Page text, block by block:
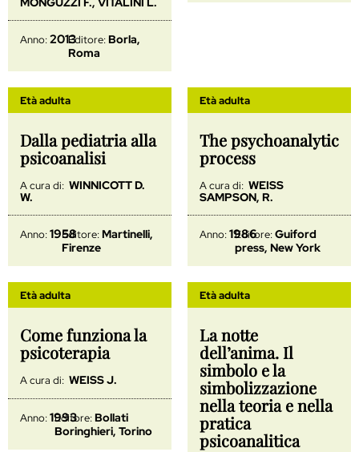
Anno:2013Editore:Borla,
Roma
Età adulta
Dalla pediatria alla
psicoanalisi
A cura di: WINNICOTT D.
W.
Anno:1958Editore:Martinelli,
Firenze
Età adulta
The psychoanalytic
process
A cura di: WEISS
SAMPSON, R.
Anno:1986
Editore:Guiford
press, New York
Età adulta
Come funziona la
psicoterapia
A cura di: WEISS J.
Anno:1993
Editore:Bollati
Boringhieri, Torino
Età adulta
La notte
dell’anima. Il
simbolo e la
simbolizzazione
nella teoria e nella
pratica
psicoanalitica